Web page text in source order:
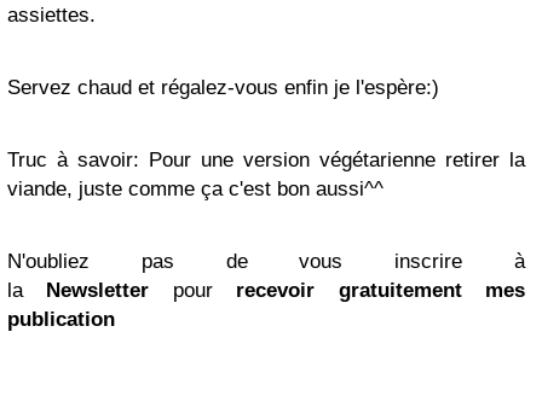
assiettes.
Servez chaud et régalez-vous enfin je l'espère:)
Truc à savoir: Pour une version végétarienne retirer la
viande, juste comme ça c'est bon aussi^^
N'oubliez pas de vous inscrire à
la
Newsletter pour recevoir gratuitement mes
publication